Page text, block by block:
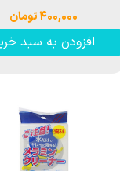
۴۰۰,۰۰۰ تومان
افزودن به سبد